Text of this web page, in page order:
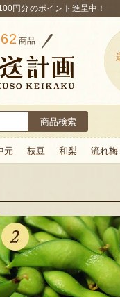
円分のポイント進呈中！
商品
元 枝豆 和梨 流れ梅